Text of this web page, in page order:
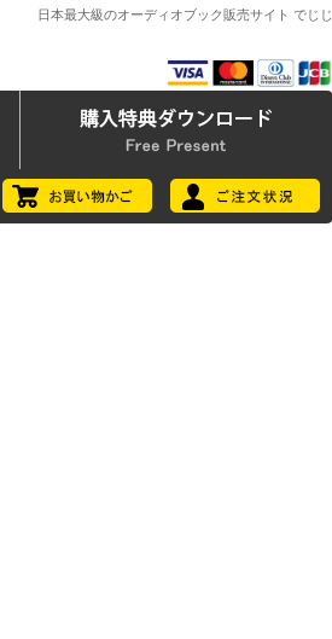
日本最大級のオーディオブック販売サイト でじじ